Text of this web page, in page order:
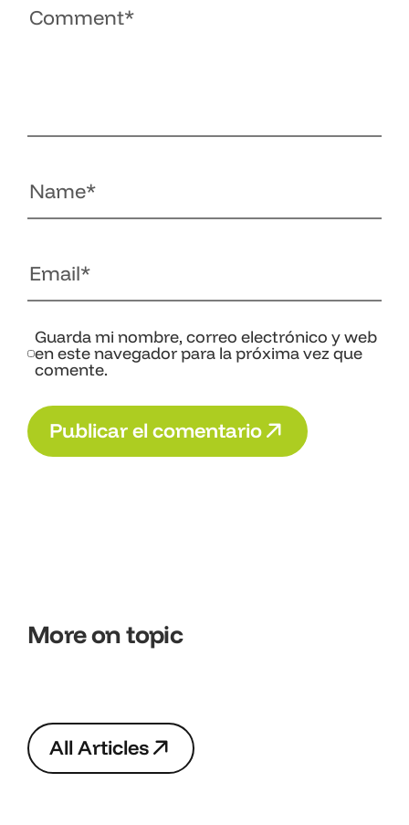
Guarda mi nombre, correo electrónico y web
en este navegador para la próxima vez que
comente.
Publicarel comentario
Publicarelcomentario
More on topic
All Articles
AllArticles